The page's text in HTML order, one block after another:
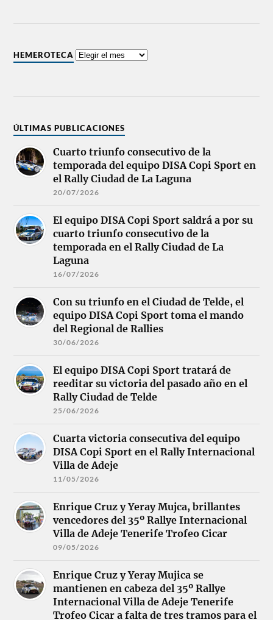
HEMEROTECA
ÚLTIMAS PUBLICACIONES
Cuarto triunfo consecutivo de la
temporada del equipo DISA Copi Sport en
el Rally Ciudad de La Laguna
20/07/2026
El equipo DISA Copi Sport saldrá a por su
cuarto triunfo consecutivo de la
temporada en el Rally Ciudad de La
Laguna
16/07/2026
Con su triunfo en el Ciudad de Telde, el
equipo DISA Copi Sport toma el mando
del Regional de Rallies
30/06/2026
El equipo DISA Copi Sport tratará de
reeditar su victoria del pasado año en el
Rally Ciudad de Telde
25/06/2026
Cuarta victoria consecutiva del equipo
DISA Copi Sport en el Rally Internacional
Villa de Adeje
11/05/2026
Enrique Cruz y Yeray Mujca, brillantes
vencedores del 35º Rallye Internacional
Villa de Adeje Tenerife Trofeo Cicar
09/05/2026
Enrique Cruz y Yeray Mujica se
mantienen en cabeza del 35º Rallye
Internacional Villa de Adeje Tenerife
Trofeo Cicar a falta de tres tramos para el